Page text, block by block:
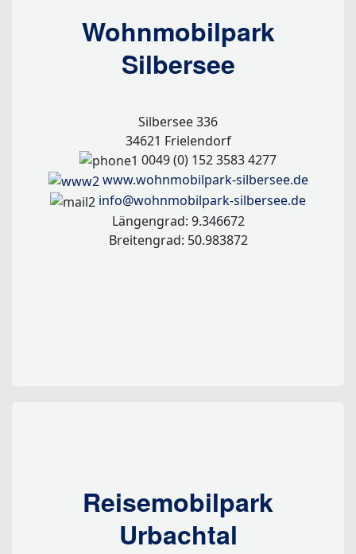
Wohnmobilpark
Silbersee
Silbersee 336
34621 Frielendorf
0049 (0) 152 3583 4277
www.wohnmobilpark-silbersee.de
info@wohnmobilpark-silbersee.de
Längengrad: 9.346672
Breitengrad: 50.983872
Reisemobilpark
Urbachtal